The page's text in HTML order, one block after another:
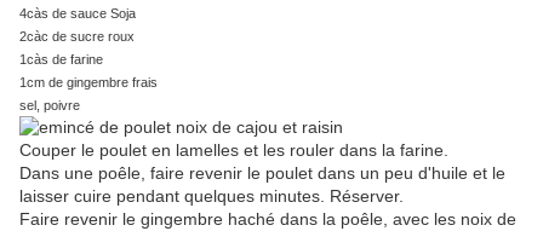
4càs de sauce Soja
2càc de sucre roux
1càs de farine
1cm de gingembre frais
sel, poivre
Couper le poulet en lamelles et les rouler dans la farine.
Dans une poêle, faire revenir le poulet dans un peu d'huile et le
laisser cuire pendant quelques minutes. Réserver.
Faire revenir le gingembre haché dans la poêle, avec les noix de